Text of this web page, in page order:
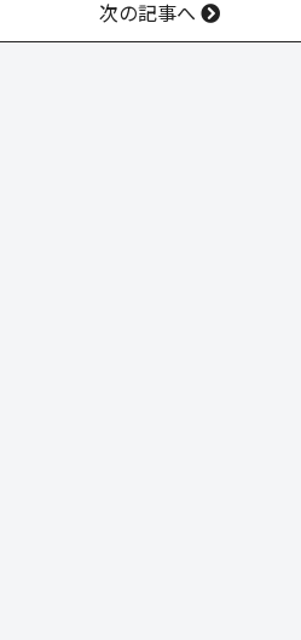
次の記事へ